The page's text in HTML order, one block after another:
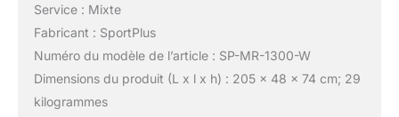
Service : Mixte
Fabricant : SportPlus
Numéro du modèle de l’article : SP-MR-1300-W
Dimensions du produit (L x l x h) : 205 x 48 x 74 cm; 29
kilogrammes